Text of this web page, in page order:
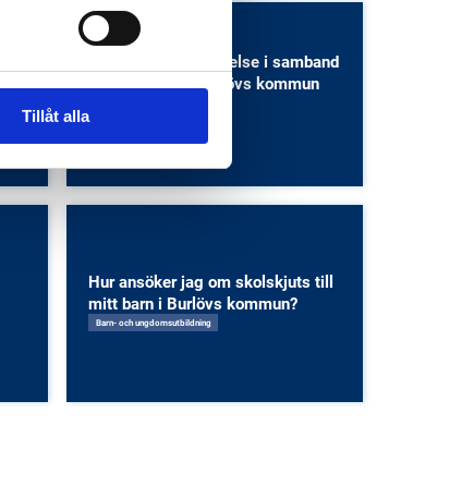
Tillåt alla
Vad innebär kungörelse i samband
med bygglov i Burlövs kommun
Hur ansöker jag om skolskjuts till
mitt barn i Burlövs kommun?
Barn- och ungdomsutbildning